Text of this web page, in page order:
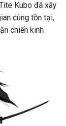
Kubo đã xây
cùng tồn tại,
chiến kinh